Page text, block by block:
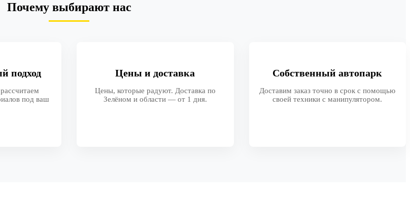
Почему выбирают нас
подход
под ваш
Цены и доставка
Цены, которые радуют. Доставка по
Зелёном и области — от 1 дня.
Собственный автопарк
Доставим заказ точно в срок с помощью
своей техники с манипулятором.